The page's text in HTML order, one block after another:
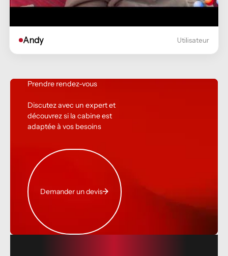
Andy Utilisateur
Prendre rendez-vous
Discutez avec un expertet
découvrez si la cabineest
adaptéeà vos besoins
Demander un devis
Demander un devis